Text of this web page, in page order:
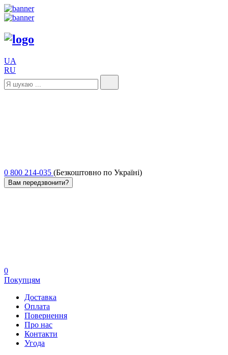
UA
RU
0 800 214-035 (Безкоштовно по Україні)
Вам передзвонити?
0
Покупцям
Доставка
Оплата
Повернення
Про нас
Контакти
Угода